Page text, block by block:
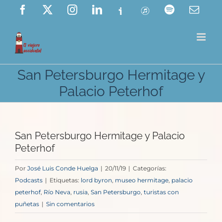
Saltar
contenido
Facebook InstagramLinkedIn
Ivoox ITunes Spotify
San Petersburgo Hermitage y
Palacio Peterhof
San Petersburgo Hermitage y Palacio
Peterhof
Por José Luis Conde Huelga | 20/11/19 | Categorías:
Podcasts | Etiquetas: lord byron museo hermitage palacio
peterhof, Río Neva rusia San Petersburgo turistas con
puñetas | Sin comentarios